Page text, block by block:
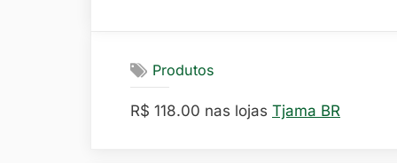
Produtos
R$ 118.00 nas lojas Tjama BR